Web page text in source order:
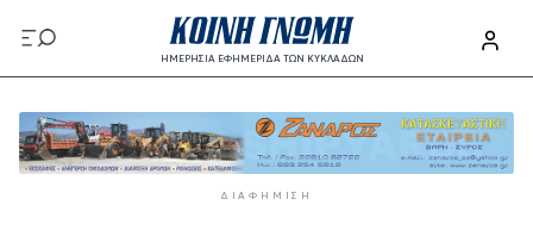
προς
το
περιεχόμενο
ΗΜΕΡΗΣΙΑ ΕΦΗΜΕΡΙΔΑ ΤΩΝ ΚΥΚΛΑΔΩΝ
προς
το
κυρίως
ΔΙΑΦΉΜΙΣΗ